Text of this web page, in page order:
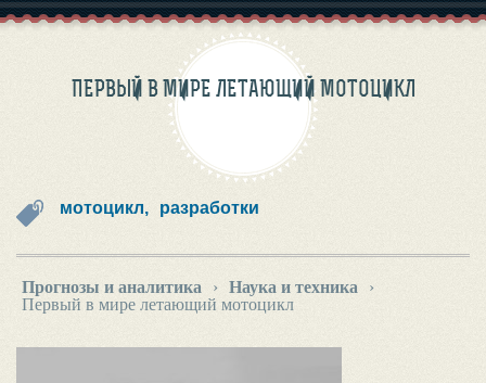
ПЕРВЫЙ В МИРЕ ЛЕТАЮЩИЙ МОТОЦИКЛ
мотоцикл, разработки
Прогнозы и аналитика › Наука и техника
›
Первый в мире летающий мотоцикл